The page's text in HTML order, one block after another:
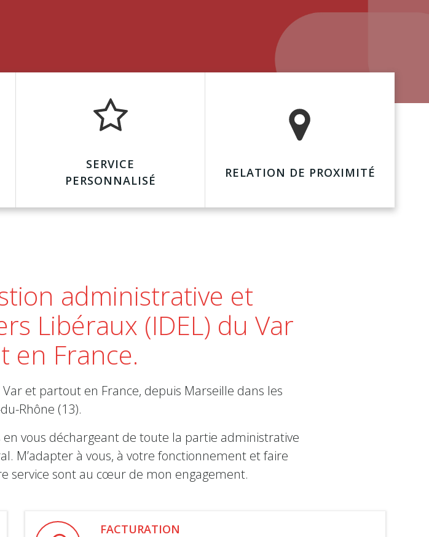
SERVICE
PERSONNALISÉ
RELATION DE PROXIMITÉ
administrative et
Libéraux (IDEL) du Var
en France.
et partout en France, depuis Marseille dans les
Rhône (13).
vous déchargeant de toute la partie administrative
M’adapter à vous, à votre fonctionnement et faire
service sont au cœur de mon engagement.
FACTURATION